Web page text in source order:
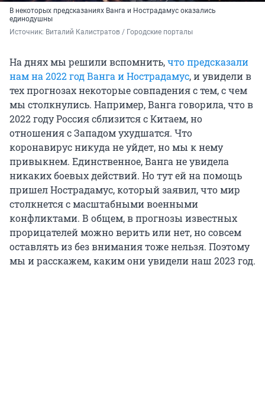
В некоторых предсказаниях Ванга и Нострадамус оказались
единодушны
Источник: Виталий Калистратов / Городские порталы
На днях мы решили вспомнить,что предсказали
нам на 2022 год Ванга и Нострадамус, и увидели в
тех прогнозах некоторые совпадения с тем, с чем
мы столкнулись. Например, Ванга говорила, что в
2022 году Россия сблизится с Китаем, но
отношения с Западом ухудшатся. Что
коронавирус никуда не уйдет, но мы к нему
привыкнем. Единственное, Ванга не увидела
никаких боевых действий. Но тут ей на помощь
пришел Нострадамус, который заявил, что мир
столкнется с масштабными военными
конфликтами. В общем, в прогнозы известных
прорицателей можно верить или нет, но совсем
оставлять из без внимания тоже нельзя. Поэтому
мы и расскажем, каким они увидели наш 2023 год.